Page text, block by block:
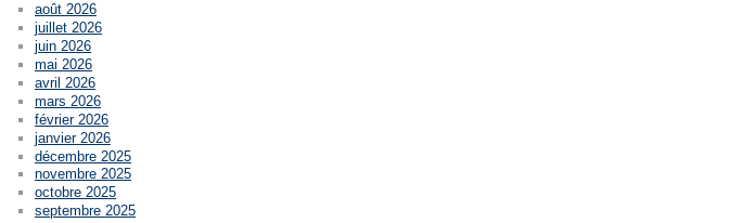
août 2026
juillet 2026
juin 2026
mai 2026
avril 2026
mars 2026
février 2026
janvier 2026
décembre 2025
novembre 2025
octobre 2025
septembre 2025